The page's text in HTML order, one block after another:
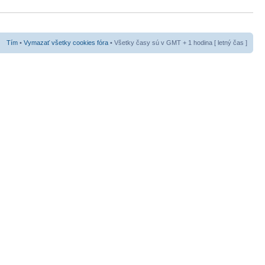
Tím • Vymazať všetky cookies fóra • Všetky časy sú v GMT + 1 hodina [ letný čas ]